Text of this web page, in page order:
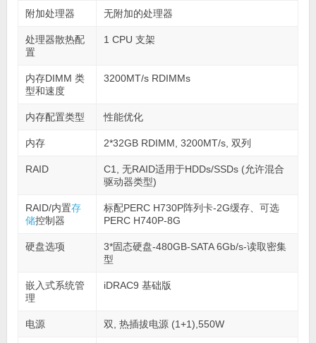
附加处理器 无附加的处理器
处理器散热配
置
1 CPU 支架
内存DIMM 类
型和速度
3200MT/s RDIMMs
内存配置类型 性能优化
内存 2*32GB RDIMM, 3200MT/s, 双列
RAID
C1, 无RAID适用于HDDs/SSDs (允许混合
驱动器类型)
RAID/内置存
储控制器
标配PERC H730P阵列卡-2G缓存、可选
PERC Η740P-8G
硬盘选项
3*固态硬盘-480GB-SATA 6Gb/s-读取密集
型
嵌入式系统管
理
iDRAC9 基础版
电源 双, 热插拔电源 (1+1),550W